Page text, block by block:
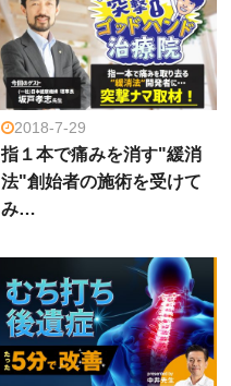
2018-7-29
指１本で痛みを消す"緩消
法"創始者の施術を受けて
み…